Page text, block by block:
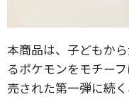
本商品は、子どもか
るポケモンをモチー
売された第一弾に続